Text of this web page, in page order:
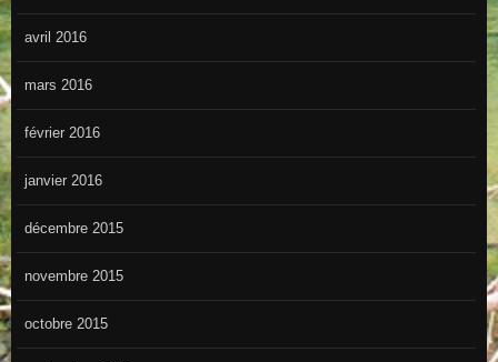
avril 2016
mars 2016
février 2016
janvier 2016
décembre 2015
novembre 2015
octobre 2015